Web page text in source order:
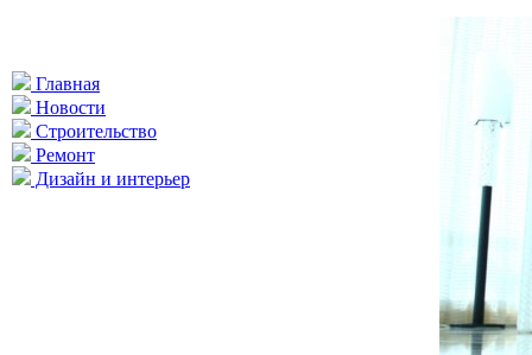
Главная
Новости
Строительство
Ремонт
Дизайн и интерьер